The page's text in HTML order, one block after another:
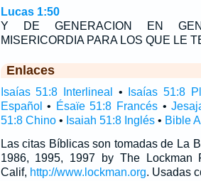
Lucas 1:50
Y DE GENERACION EN
MISERICORDIA PARA LOS QUE LE
Enlaces
Isaías 51:8 Interlineal • Isaías 51:8
Español • Ésaïe 51:8 Francés •
51:8 Chino• Isaiah 51:8 Inglés• Bible
Las citas Bíblicas son tomadas de La
1986, 1995, 1997 by The Lockman
Calif, http://www.lockman.org. Usadas